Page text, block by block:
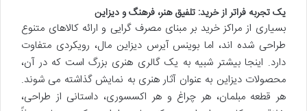
یک تجربه فراتر از خرید: تلفیق هنر، فرهنگ و دیزاین
بسیاری از مراکز خرید بر مبنای مصرف گرایی و ارائه کالاهای متنوع
طراحی شده اند، اما بوینس آیرس دیزاین مال، رویکردی متفاوت
دارد. اینجا بیشتر شبیه به یک گالری هنری بزرگ است که در آن،
محصولات دیزاین به عنوان آثار هنری به نمایش گذاشته می شوند.
هر قطعه مبلمان، هر چراغ و هر اکسسوری، داستانی از طراحی،